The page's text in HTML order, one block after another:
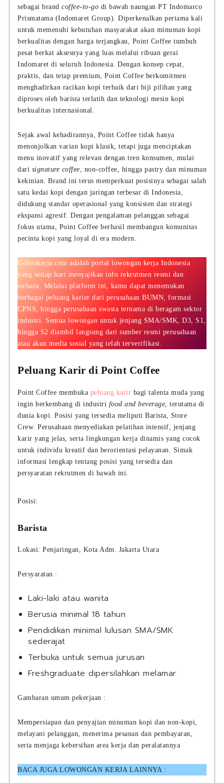
sebagai brand coffee-to-go di bawah naungan PT Indomarco
Prismatama (Indomaret Group). Diperkenalkan pertama kali
untuk memenuhi kebutuhan masyarakat akan minuman kopi
berkualitas dengan harga terjangkau, Point Coffee tumbuh
pesat berkat aksesnya yang luas melalui ribuan gerai
Indomaret di seluruh Indonesia. Dengan konsep cepat,
praktis, dan tetap premium, Point Coffee berkomitmen
menghadirkan racikan kopi terbaik dari biji pilihan yang
diproses oleh barista terlatih dan teknologi mesin kopi
berkualitas internasional.
Sejak awal kehadirannya, Point Coffee tidak hanya
menonjolkan varian kopi klasik, tetapi juga menciptakan
menu inovatif yang relevan dengan tren konsumen, mulai
dari signature coffee, non-coffee, hingga pastry dan minuman
kekinian. Brand ini terus memperkuat posisinya sebagai salah
satu kedai kopi dengan jaringan terbesar di Indonesia,
didukung standar operasional yang konsisten dan strategi
ekspansi agresif. Dengan pengalaman pelanggan sebagai
fokus utama, Point Coffee berhasil membangun komunitas
pecinta kopi yang loyal di era modern.
Goletskerja.com adalah portal lowongan kerja Indonesia
yang setiap hari menyajikan info rekrutmen resmi dan
terbaru. Melalui platform ini, kamu dapat menemukan
berbagai peluang karier dari perusahaan BUMN, formasi
CPNS, hingga perusahaan swasta ternama di beragam sektor
industri. Semua lowongan untuk jenjang SMA/SMK, D3, S1,
hingga S2 diambil langsung dari sumber resmi perusahaan
atau akun media sosial yang telah terverifikasi.
Peluang Karir di Point Coffee
Point Coffee membuka peluang karir bagi talenta muda yang
ingin berkembang di industri food and beverage, terutama di
dunia kopi. Posisi yang tersedia meliputi Barista, Store
Crew. Perusahaan menyediakan pelatihan intensif, jenjang
karir yang jelas, serta lingkungan kerja dinamis yang cocok
untuk individu kreatif dan berorientasi pelayanan. Simak
informasi lengkap tentang posisi yang tersedia dan
persyaratan rekrutmen di bawah ini.
Posisi:
Barista
Lokasi: Penjaringan, Kota Adm. Jakarta Utara
Persyaratan :
Laki-laki atau wanita
Berusia minimal 18 tahun
Pendidikan minimal lulusan SMA/SMK
sederajat
Terbuka untuk semua jurusan
Freshgraduate dipersilahkan melamar
Gambaran umum pekerjaan :
Mempersiapan dan penyajian minuman kopi dan non-kopi,
melayani pelanggan, menerima pesanan dan pembayaran,
serta menjaga kebersihan area kerja dan peralatannya
BACA JUGA LOWONGAN KERJA LAINNYA :